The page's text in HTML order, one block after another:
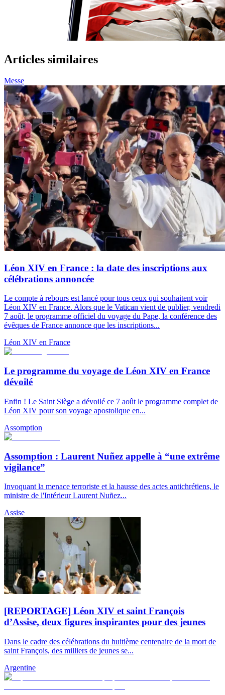
Articles similaires
Messe
Léon XIV en France : la date des inscriptions aux
célébrations annoncée
Le compte à rebours est lancé pour tous ceux qui souhaitent voir
Léon XIV en France. Alors que le Vatican vient de publier, vendredi
7 août, le programme officiel du voyage du Pape, la conférence des
évêques de France annonce que les inscriptions...
Léon XIV en France
Le programme du voyage de Léon XIV en France
dévoilé
Enfin ! Le Saint Siège a dévoilé ce 7 août le programme complet de
Léon XIV pour son voyage apostolique en...
Assomption
Assomption : Laurent Nuñez appelle à “une extrême
vigilance”
Invoquant la menace terroriste et la hausse des actes antichrétiens, le
ministre de l'Intérieur Laurent Nuñez...
Assise
[REPORTAGE] Léon XIV et saint François
d’Assise, deux figures inspirantes pour des jeunes
Dans le cadre des célébrations du huitième centenaire de la mort de
saint François, des milliers de jeunes se...
Argentine